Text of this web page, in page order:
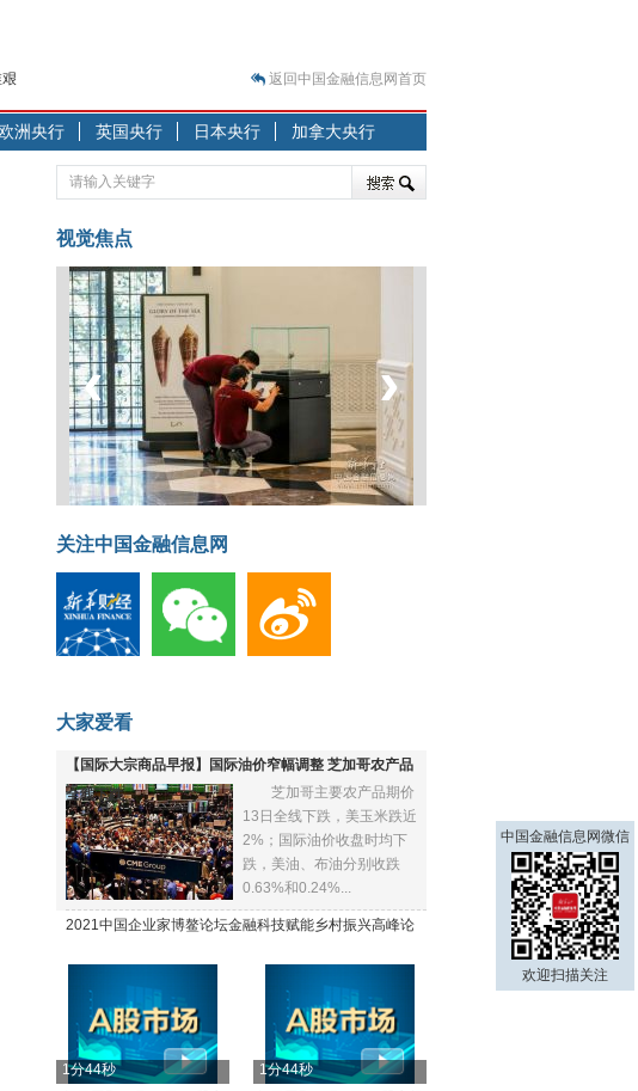
重生？
型突围之旅
07.27—2020.07.31）
玩起“跷跷板” 结构性失衡藏
率明显下行
表现最弱
喜人
08.17—2020.08.21）
返回中国金融信息网首页
洲央行 英国央行 日本央行 加拿大央行
视觉焦点
菲律宾：防疫降级
‹ ›
关注中国金融信息网
大家爱看
【国际大宗商品早报】国际油价窄幅调整 芝加哥农产品
全线下跌
芝加哥主要农产品期价
13日全线下跌，美玉米跌近
2%；国际油价收盘时均下
跌，美油、布油分别收跌
0.63%和0.24%...
2021中国企业家博鳌论坛金融科技赋能乡村振兴高峰论
1分44秒
1分44秒
中国金融信息网微信
欢迎扫描关注